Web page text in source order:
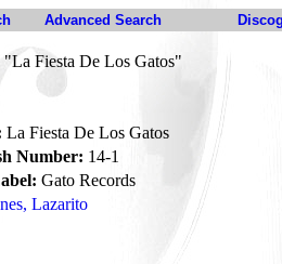
Advanced Search
"La Fiesta De Los Gatos"
La Fiesta De Los Gatos
Number: 14-1
Gato Records
Lazarito